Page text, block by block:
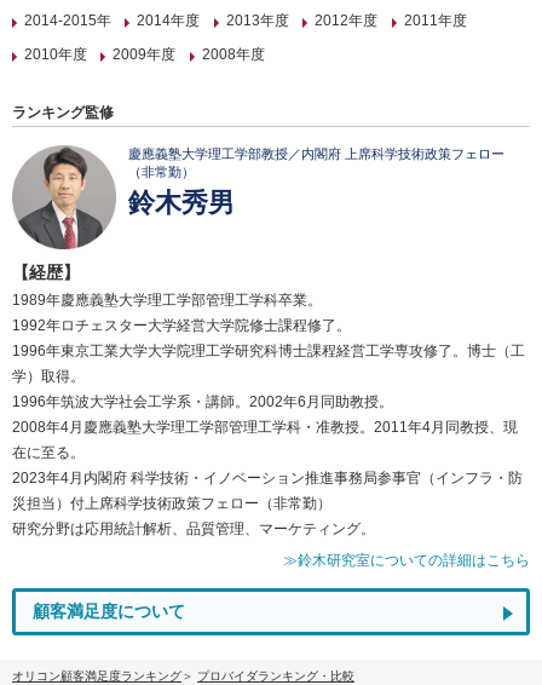
2014-2015年
2014年度 2013年度 2012年度
2011年度
2010年度
2009年度 2008年度
ランキング監修
慶應義塾大学理工学部教授／内閣府 上席科学技術政策フェロー
（非常勤）
鈴木秀男
【経歴】
1989年慶應義塾大学理工学部管理工学科卒業。
1992年ロチェスター大学経営大学院修士課程修了。
1996年東京工業大学大学院理工学研究科博士課程経営工学専攻修了。博士（工
学）取得。
1996年筑波大学社会工学系・講師。2002年6月同助教授。
2008年4月慶應義塾大学理工学部管理工学科・准教授。2011年4月同教授、現
在に至る。
2023年4月内閣府 科学技術・イノベーション推進事務局参事官（インフラ・防
災担当）付上席科学技術政策フェロー（非常勤）
研究分野は応用統計解析、品質管理、マーケティング。
≫鈴木研究室についての詳細はこちら
顧客満足度について
オリコン顧客満足度ランキング
プロバイダランキング・比較